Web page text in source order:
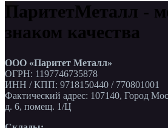
ПаритетМеталл -
знаком качества
ООО «Паритет Металл»
ОГРН: 1197746735878
ИНН / КПП: 9718150440 / 770801001
Фактический адрес: 107140, Город
д. 6, помещ. 1/Ц